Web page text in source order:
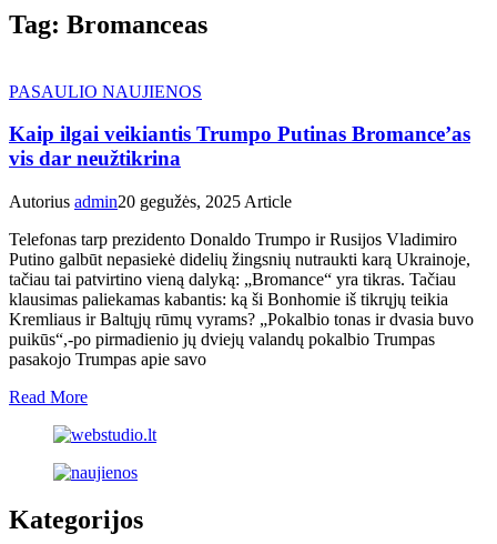
Tag: Bromanceas
PASAULIO NAUJIENOS
Kaip ilgai veikiantis Trumpo Putinas Bromance’as
vis dar neužtikrina
Autorius admin20 gegužės, 2025 Article
Telefonas tarp prezidento Donaldo Trumpo ir Rusijos Vladimiro
Putino galbūt nepasiekė didelių žingsnių nutraukti karą Ukrainoje,
tačiau tai patvirtino vieną dalyką: „Bromance“ yra tikras. Tačiau
klausimas paliekamas kabantis: ką ši Bonhomie iš tikrųjų teikia
Kremliaus ir Baltųjų rūmų vyrams? „Pokalbio tonas ir dvasia buvo
puikūs“,-po pirmadienio jų dviejų valandų pokalbio Trumpas
pasakojo Trumpas apie savo
Read More
Kategorijos